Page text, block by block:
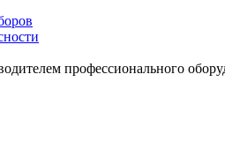
профессионального